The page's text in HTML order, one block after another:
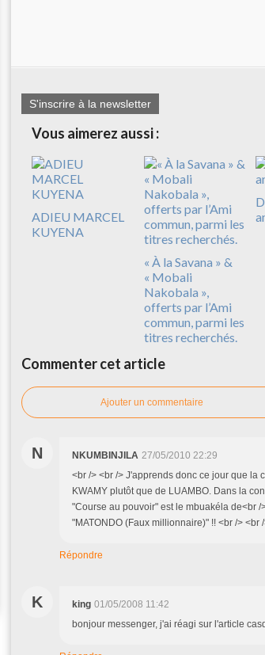
S'inscrire à la newsletter
Vous aimerez aussi :
ADIEU MARCEL
KUYENA
« À la Savana » &
« Mobali
Nakobala »,
offerts par l’Ami
commun, parmi les
titres recherchés.
Commenter cet article
Ajouter un commentaire
N NKUMBINJILA 27/05/2010 22:29
<br /> <br /> J'apprends donc ce jour que la
KWAMY plutôt que de LUAMBO. Dans la
"Course au pouvoir" est le mbuakéla de<br
"MATONDO (Faux millionnaire)" !! <br /> <br
Répondre
K king 01/05/2008 11:42
bonjour messenger, j'ai réagi sur l'article